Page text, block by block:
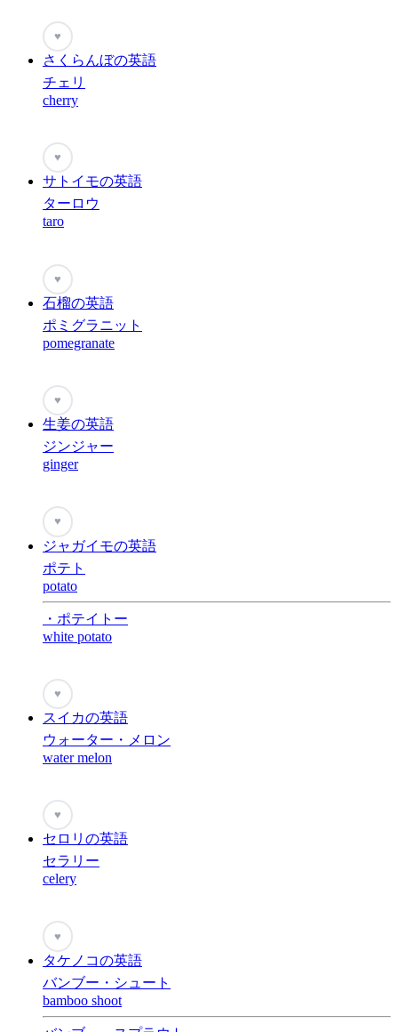
♥
さくらんぼの英語
チェリ
cherry
♥
サトイモの英語
ターロウ
taro
♥
石榴の英語
ポミグラニット
pomegranate
♥
生姜の英語
ジンジャー
ginger
♥
ジャガイモの英語
ポテト
potato
・ポテイトー
white potato
♥
スイカの英語
ウォーター・メロン
water melon
♥
セロリの英語
セラリー
celery
♥
タケノコの英語
バンブー・シュート
bamboo shoot